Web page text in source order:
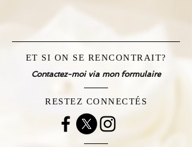
ET SI ON SE RENCONTRAIT?
Contactez-moi via mon formulaire
RESTEZ CONNECTÉS